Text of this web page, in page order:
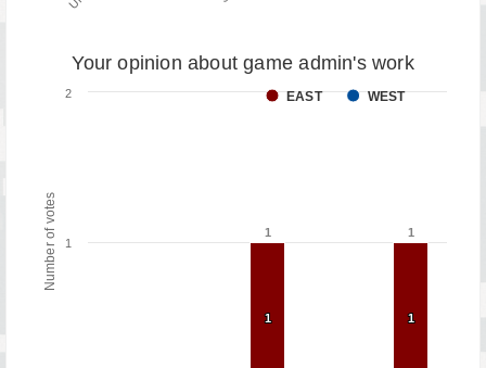
Number of votes
Your opinion about game admin's work
1
1 1
1
1
1 1
1
EAST WEST
1
2